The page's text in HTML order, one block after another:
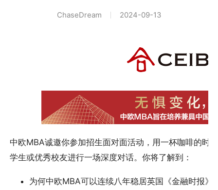
ChaseDream 2024-09-13
中欧MBA诚邀你参加招生面对面活动，用一杯咖啡的时
学生或优秀校友进行一场深度对话。你将了解到：
为何中欧MBA可以连续八年稳居英国《金融时报》